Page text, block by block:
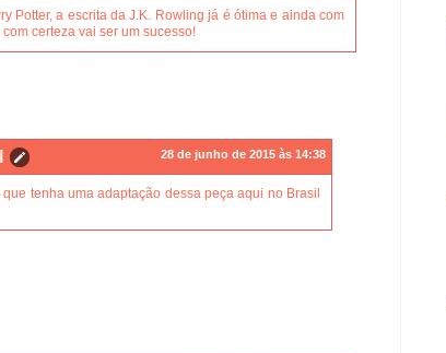
Potter, a escrita da J.K. Rowling já é ótima e ainda com
certeza vai ser um sucesso!
28 de junho de 2015 às 14:38
tenha uma adaptação dessa peça aqui no Brasil